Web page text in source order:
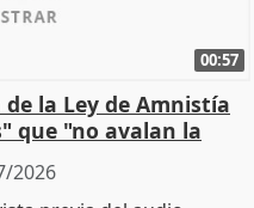
00:57
la Ley de Amnistía
que "no avalan la
2026